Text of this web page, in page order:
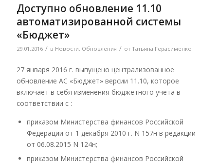
Доступно обновление 11.10
автоматизированной системы
«Бюджет»
29.01.2016 / в Новости, Обновления / от Татьяна Герасименко
27 января 2016 г. выпущено централизованное
обновление АС «Бюджет» версии 11.10, которое
включает в себя изменения бюджетного учета в
соответствии с :
приказом Министерства финансов Российской
Федерации от 1 декабря 2010 г. N 157н в редакции
от 06.08.2015 N 124н;
приказом Министерства финансов Российской